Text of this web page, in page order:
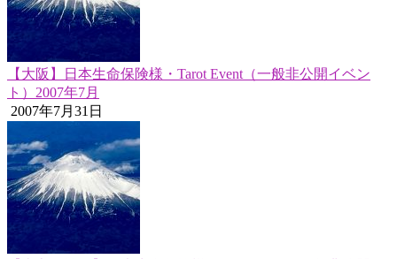
【大阪】日本生命保険様・Tarot Event（一般非公開イベン
ト）2007年7月
2007年7月31日